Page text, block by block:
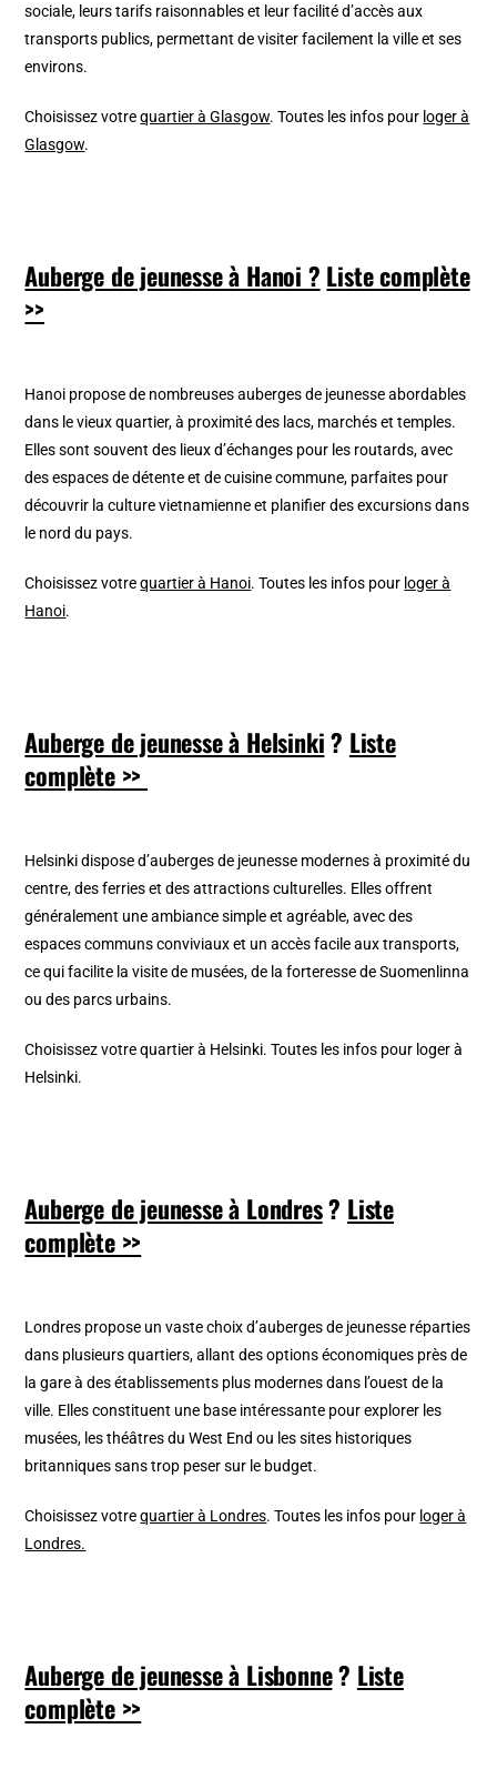
sociale, leurs tarifs raisonnables et leur facilité d’accès aux
transports publics, permettant de visiter facilement la ville et ses
environs.
Choisissez votrequartier à Glasgow. Toutes les infos pour loger à
Glasgow.
Auberge de jeunesse à Hanoi ? Liste complète
>>
Hanoi propose de nombreuses auberges de jeunesse abordables
dans le vieux quartier, à proximité des lacs, marchés et temples.
Elles sont souvent des lieux d’échanges pour les routards, avec
des espaces de détente et de cuisine commune, parfaites pour
découvrir la culture vietnamienne et planifier des excursions dans
le nord du pays.
Choisissez votrequartier à Hanoi. Toutes les infos pour loger à
Hanoi.
Auberge de jeunesse à Helsinki? Liste
complète >>
Helsinki dispose d’auberges de jeunesse modernes à proximité du
centre, des ferries et des attractions culturelles. Elles offrent
généralement une ambiance simple et agréable, avec des
espaces communs conviviaux et un accès facile aux transports,
ce qui facilite la visite de musées, de la forteresse de Suomenlinna
ou des parcs urbains.
Choisissez votre quartier à Helsinki. Toutes les infos pour loger à
Helsinki.
Auberge de jeunesse à Londres? Liste
complète >>
Londres propose un vaste choix d’auberges de jeunesse réparties
dans plusieurs quartiers, allant des options économiques près de
la gare à des établissements plus modernes dans l’ouest de la
ville. Elles constituent une base intéressante pour explorer les
musées, les théâtres du West End ou les sites historiques
britanniques sans trop peser sur le budget.
Choisissez votrequartier à Londres. Toutes les infos pour loger à
Londres.
Auberge de jeunesse à Lisbonne? Liste
complète >>